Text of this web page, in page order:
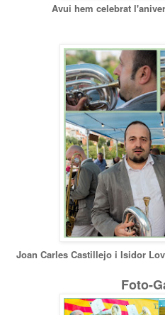
Avui hem celebrat
Joan Carles Castillejo i Isidor
Foto-